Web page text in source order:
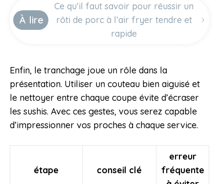
À lire
Ce qu’il faut savoir pour réussir un
rôti de porc à l’air fryer tendre et
rapide
Enfin, le tranchage joue un rôle dans la
présentation. Utiliser un couteau bien aiguisé et
le nettoyer entre chaque coupe évite d’écraser
les sushis. Avec ces gestes, vous serez capable
d’impressionner vos proches à chaque service.
étape conseil clé
erreur
fréquente